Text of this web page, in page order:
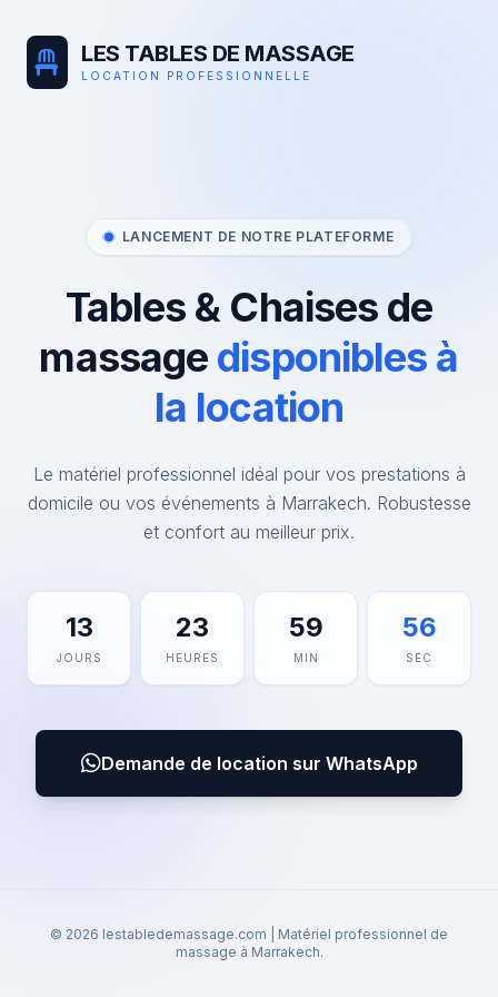
LES TABLES DE MASSAGE
LOCATION PROFESSIONNELLE
LANCEMENT DE NOTRE PLATEFORME
Tables & Chaises de
massage disponibles à
la location
Le matériel professionnel idéal pour vos prestations à
domicile ou vos événements à Marrakech. Robustesse
et confort au meilleur prix.
13
JOURS
23
HEURES
59
MIN
56
SEC
Demande de location sur WhatsApp
© 2026 lestabledemassage.com | Matériel professionnel de
massage à Marrakech.